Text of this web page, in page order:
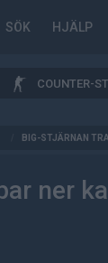
SÖK HJÄLP
COUNTER-
BIG-STJÄRNAN
ner